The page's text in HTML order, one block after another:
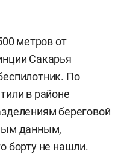
метров от
Сакарья
По
в районе
береговой
данным,
борту не нашли.